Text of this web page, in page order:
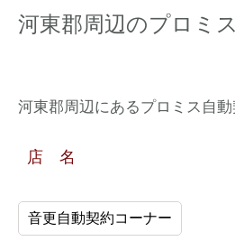
河東郡周辺のプロミス
河東郡周辺にあるプロミス自
店 名
音更自動契約コーナー